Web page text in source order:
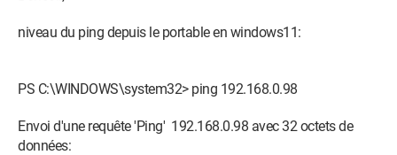
niveau du ping depuis le portable en windows11:
PS C:\WINDOWS\system32> ping 192.168.0.98
Envoi d'une requête 'Ping' 192.168.0.98 avec 32 octets de
données: